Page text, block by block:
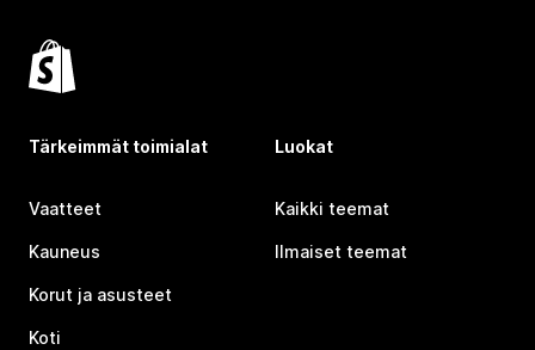
Tärkeimmät toimialat
Vaatteet
Kauneus
Korut ja asusteet
Koti
Luokat
Kaikki teemat
Ilmaiset teemat